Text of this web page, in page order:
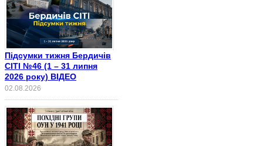
Підсумки тижня Бердичів
СІТІ №46 (1 – 31 липня
2026 року) ВІДЕО
02.08.2026